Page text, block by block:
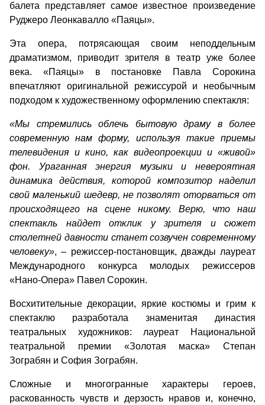
балета представляет самое известное произведение
Руджеро Леонкавалло «Паяцы».
Эта опера, потрясающая своим неподдельным
драматизмом, приводит зрителя в театр уже более
века. «Паяцы» в постановке Павла Сорокина
впечатляют оригинальной режиссурой и необычным
подходом к художественному оформлению спектакля:
«Мы стремились облечь бытовую драму в более
современную нам форму, используя такие приемы
телевидения и кино, как видеопроекции и «живой»
фон. Ураганная энергия музыки и невероятная
динамика действия, которой композитор наделил
свой маленький шедевр, не позволят оторваться от
происходящего на сцене никому. Верю, что наш
спектакль найдет отклик у зрителя и сюжет
столетней давности станет созвучен современному
человеку», – режиссер-постановщик, дважды лауреат
Международного конкурса молодых режиссеров
«Нано-Опера» Павел Сорокин.
Восхитительные декорации, яркие костюмы и грим к
спектаклю разработала знаменитая династия
театральных художников: лауреат Национальной
театральной премии «Золотая маска» Степан
Зограбян и София Зограбян.
Сложные и многогранные характеры героев,
раскованность чувств и дерзость нравов и, конечно,